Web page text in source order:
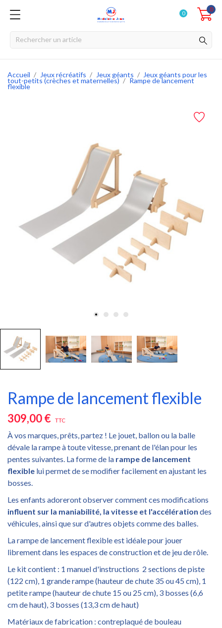
0
0
Accueil Jeux récréatifs Jeux géants Jeux géants pour les
tout-petits (crèches et maternelles) Rampe de lancement
flexible
Rampe de lancement flexible
309,00 € TTC
À vos marques, prêts, partez ! Le jouet, ballon ou la balle
dévale la rampe à toute vitesse, prenant de l'élan pour les
pentes suivantes. La forme de la rampe de lancement
flexible lui permet de se modifier facilement en ajustant les
bosses.
Les enfants adoreront observer comment ces modifications
influent sur la maniabilité, la vitesse et l'accélération des
véhicules, ainsi que sur d'autres objets comme des balles.
La rampe de lancement flexible est idéale pour jouer
librement dans les espaces de construction et de jeu de rôle.
Le kit contient : 1 manuel d'instructions 2 sections de piste
(122 cm), 1 grande rampe (hauteur de chute 35 ou 45 cm), 1
petite rampe (hauteur de chute 15 ou 25 cm), 3 bosses (6,6
cm de haut), 3 bosses (13,3 cm de haut)
Matériaux de fabrication : contreplaqué de bouleau